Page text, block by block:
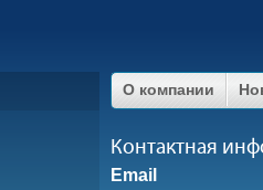
О компании
Контактная
Email